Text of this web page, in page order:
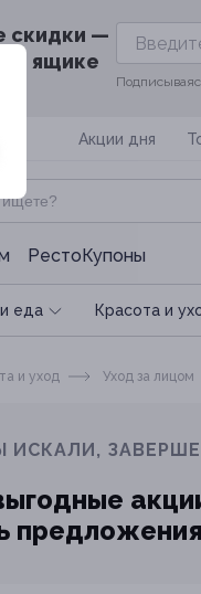
скидки —
ящике
Акции дня
РестоКупоны
еда Красота и
и уход Уход за лицом
ИСКАЛИ,